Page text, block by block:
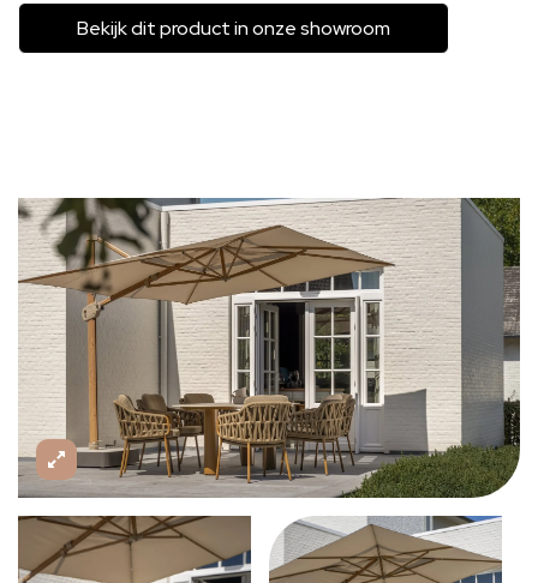
Bekijk dit product in onze showroom